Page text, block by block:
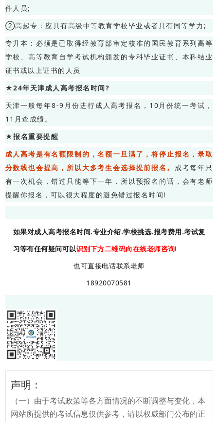
件人员;
②高起专：应具有高级中等教育学校毕业或者具有同等学力;
专升本：必须是已取得经教育部审定核准的国民教育系列高等
学校、高等教育自学考试机构颁发的专科毕业证书、本科结业
证书或以上证书的人员
★24年天津成人高考报名时间?
天津一般每年8-9月份进行成人高考报名，10月份统一考试，
11月查成绩。
★报名重要提醒
成人高考是有名额限制的，名额一旦满了，将停止报名，录取
分数线也会提高，所以大多考生会选择提前报名。 成考每年只
有一次机会，错过只能等下一年，所以预报名的话，会有老师
提醒你报名，可以很大程度的避免错过报名时间!
如果对成人高考报名时间.专业介绍.学校挑选.报考费用.考试复
习等有任何疑问可以识别下方二维码向在线老师咨询!
也可直接电话联系老师
18920070581
声明：
（一）由于考试政策等各方面情况的不断调整与变化，本
网站所提供的考试信息仅供参考，请以权威部门公布的正